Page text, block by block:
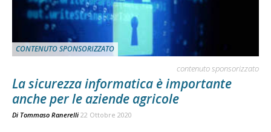
CONTENUTO SPONSORIZZATO
contenuto sponsorizzato
La sicurezza informatica è importante
anche per le aziende agricole
Di Tommaso Ranerelli 22 Ottobre 2020